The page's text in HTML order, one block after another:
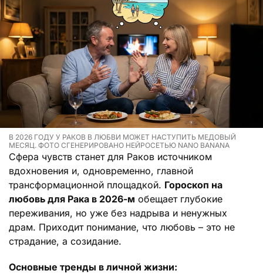
В 2026 ГОДУ У РАКОВ В ЛЮБВИ МОЖЕТ НАСТУПИТЬ МЕДОВЫЙ
МЕСЯЦ. ФОТО СГЕНЕРИРОВАНО НЕЙРОСЕТЬЮ NANO BANANA
Сфера чувств станет для Раков источником
вдохновения и, одновременно, главной
трансформационной площадкой. Гороскоп на
любовь для Рака в 2026-м обещает глубокие
переживания, но уже без надрыва и ненужных
драм. Приходит понимание, что любовь – это не
страдание, а созидание.
Основные тренды в личной жизни: